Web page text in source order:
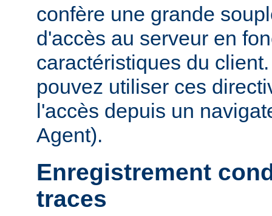
confère une grande
d'accès au serveur en
caractéristiques du
pouvez utiliser ces
l'accès depuis un
Agent).
Enregistrement
traces